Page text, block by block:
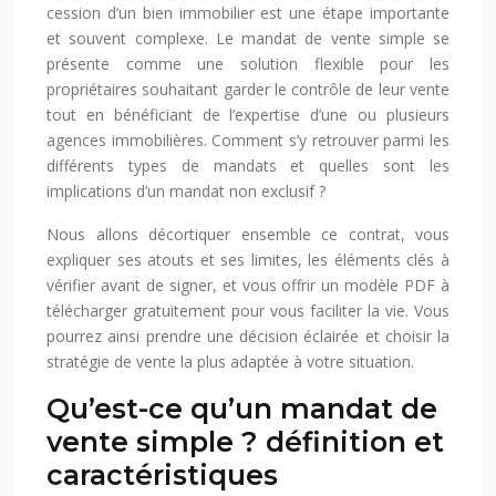
cession d’un bien immobilier est une étape importante
et souvent complexe. Le mandat de vente simple se
présente comme une solution flexible pour les
propriétaires souhaitant garder le contrôle de leur vente
tout en bénéficiant de l’expertise d’une ou plusieurs
agences immobilières. Comment s’y retrouver parmi les
différents types de mandats et quelles sont les
implications d’un mandat non exclusif ?
Nous allons décortiquer ensemble ce contrat, vous
expliquer ses atouts et ses limites, les éléments clés à
vérifier avant de signer, et vous offrir un modèle PDF à
télécharger gratuitement pour vous faciliter la vie. Vous
pourrez ainsi prendre une décision éclairée et choisir la
stratégie de vente la plus adaptée à votre situation.
Qu’est-ce qu’un mandat de
vente simple ? définition et
caractéristiques